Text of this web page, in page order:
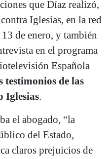
que Díaz realizó,
Iglesias, en la red
de enero, y también
en el programa
Española
testimonios de las
Iglesias.
el abogado, “la
del Estado,
claros prejuicios de